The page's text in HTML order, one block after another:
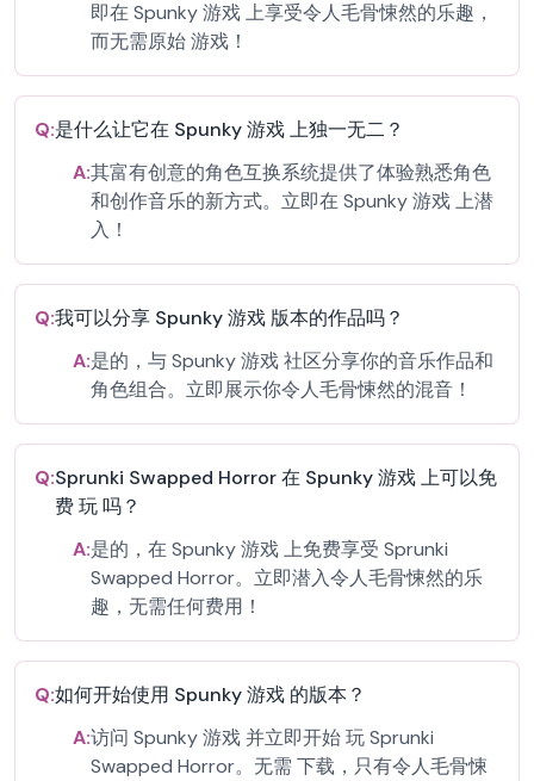
即在 Spunky 游戏 上享受令人毛骨悚然的乐趣，
而无需原始 游戏！
Q:是什么让它在 Spunky 游戏 上独一无二？
A:其富有创意的角色互换系统提供了体验熟悉角色
和创作音乐的新方式。立即在 Spunky 游戏 上潜
入！
Q:我可以分享 Spunky 游戏 版本的作品吗？
A:是的，与 Spunky 游戏 社区分享你的音乐作品和
角色组合。立即展示你令人毛骨悚然的混音！
Q:Sprunki Swapped Horror 在 Spunky 游戏 上可以免
费 玩 吗？
A:是的，在 Spunky 游戏 上免费享受 Sprunki
Swapped Horror。立即潜入令人毛骨悚然的乐
趣，无需任何费用！
Q:如何开始使用 Spunky 游戏 的版本？
A:访问 Spunky 游戏 并立即开始 玩 Sprunki
Swapped Horror。无需 下载，只有令人毛骨悚